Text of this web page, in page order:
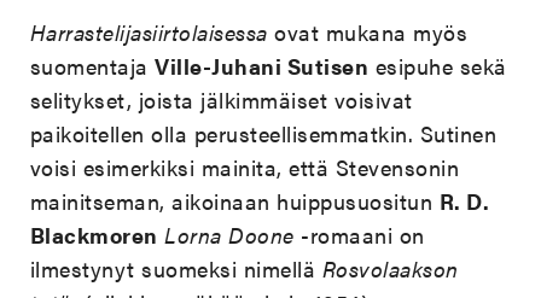
Harrastelijasiirtolaisessaovat mukana myös
suomentajaVille-Juhani Sutisen esipuhe sekä
selitykset, joista jälkimmäiset voisivat
paikoitellen olla perusteellisemmatkin. Sutinen
voisi esimerkiksi mainita, että Stevensonin
mainitseman, aikoinaan huippusuositun R. D.
Blackmoren Lorna Doone -romaani on
ilmestynyt suomeksi nimellä Rosvolaakson